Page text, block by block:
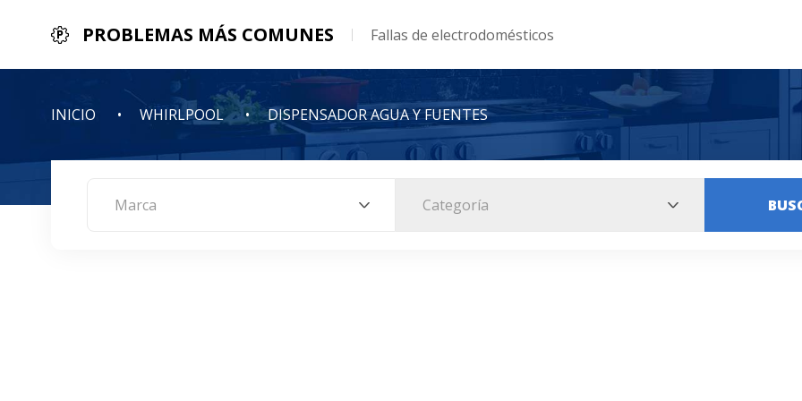
PROBLEMAS MÁS COMUNES Fallas de electrodomésticos
INICIO WHIRLPOOL DISPENSADOR AGUA Y FUENTES
Marca Categoría